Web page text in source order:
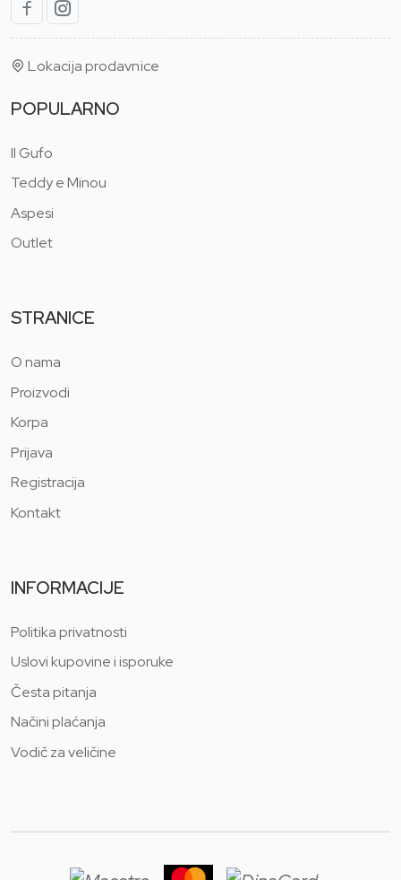
Lokacija prodavnice
POPULARNO
Il Gufo
Teddy e Minou
Aspesi
Outlet
STRANICE
O nama
Proizvodi
Korpa
Prijava
Registracija
Kontakt
INFORMACIJE
Politika privatnosti
Uslovi kupovine i isporuke
Česta pitanja
Načini plaćanja
Vodič za veličine